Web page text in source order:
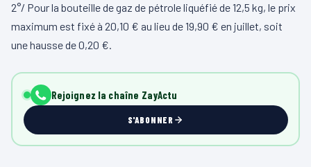
2°/ Pour la bouteille de gaz de pétrole liquéfié de 12,5 kg, le prix
maximum est fixé à 20,10 € au lieu de 19,90 € en juillet, soit
une hausse de 0,20 €.
Rejoignez la chaîne ZayActu
S'ABONNER